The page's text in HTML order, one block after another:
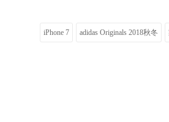
iPhone 7 adidas Originals 2018秋冬